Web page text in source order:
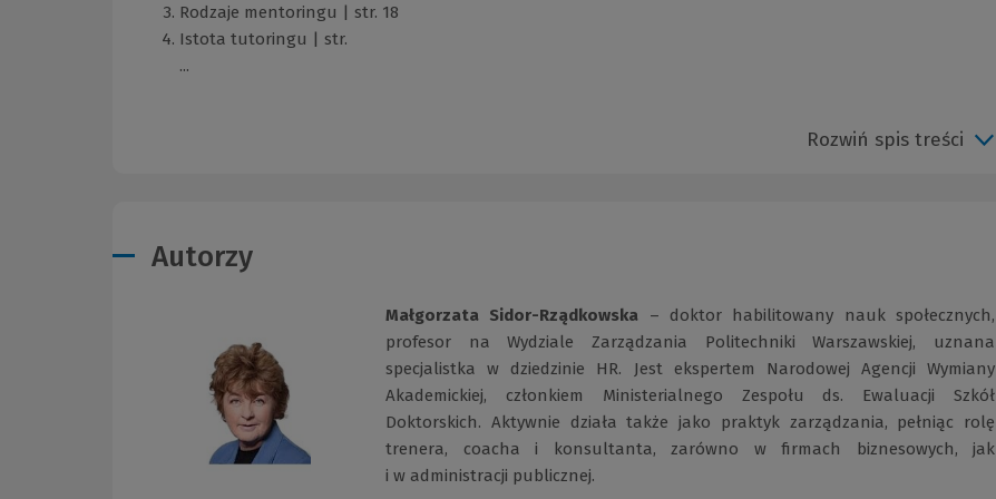
Rodzaje mentoringu | str. 18
Istota tutoringu | str.
...
Rozwiń spis treści
Autorzy
Małgorzata Sidor-Rządkowska – doktor habilitowany nauk społecznych,
profesor na Wydziale Zarządzania Politechniki Warszawskiej, uznana
specjalistka w dziedzinie HR. Jest ekspertem Narodowej Agencji Wymiany
Akademickiej, członkiem Ministerialnego Zespołu ds. Ewaluacji Szkół
Doktorskich. Aktywnie działa także jako praktyk zarządzania, pełniąc rolę
trenera, coacha i konsultanta, zarówno w firmach biznesowych, jak
i w administracji publicznej.